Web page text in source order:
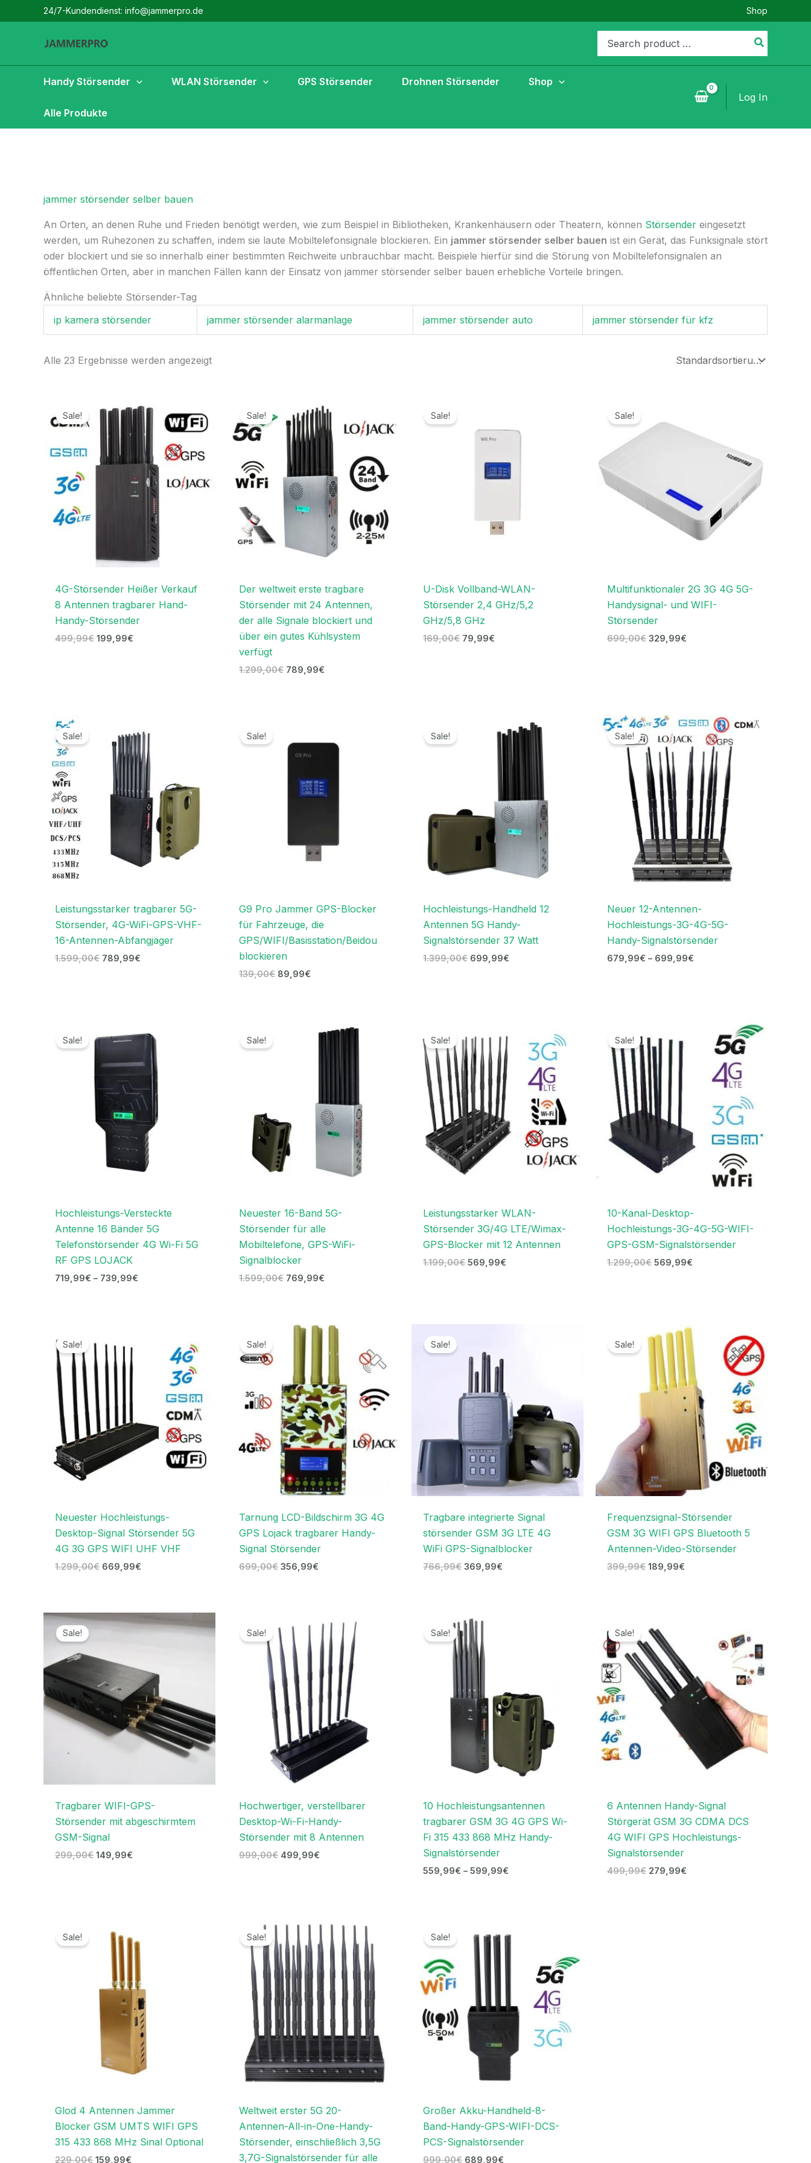
Inhalt
24/7-Kundendienst: info@jammerpro.de Shop
for:
Handy Störsender WLAN Störsender GPS Störsender Drohnen Störsender Shop
Alle Produkte
Log In
jammer störsender selber bauen
An Orten, an denen Ruhe und Frieden benötigt werden, wie zum Beispiel in Bibliotheken, Krankenhäusern oder Theatern, können Störsender eingesetzt
werden, um Ruhezonen zu schaffen, indem sie laute Mobiltelefonsignale blockieren. Ein jammer störsender selber bauen ist ein Gerät, das Funksignale stört
oder blockiert und sie so innerhalb einer bestimmten Reichweite unbrauchbar macht. Beispiele hierfür sind die Störung von Mobiltelefonsignalen an
öffentlichen Orten, aber in manchen Fällen kann der Einsatz von jammer störsender selber bauen erhebliche Vorteile bringen.
Ähnliche beliebte Störsender-Tag
ip kamera störsender
jammer störsender alarmanlage jammer störsender auto jammer störsender für kfz
Alle 23 Ergebnisse werden angezeigt
Sale!
4G-Störsender Heißer Verkauf
8 Antennen tragbarer Hand-
Handy-Störsender
499,99€
Preis
war:
499,99€
199,99€
Preis
ist:
199,99€.
Sale!
Der weltweit erste tragbare
Störsender mit 24 Antennen,
der alle Signale blockiert und
über ein gutes Kühlsystem
verfügt
1.299,00€
Preis
war:
1.299,00€
789,99€
Preis
789,99€.
Sale!
U-Disk Vollband-WLAN-
Störsender 2,4 GHz/5,2
GHz/5,8 GHz
169,00€
169,00€
79,99€
79,99€.
Sale!
Multifunktionaler 2G 3G 4G 5G-
Handysignal- und WIFI-
Störsender
699,00€
war:
699,00€
329,99€
329,99€.
Sale!
Leistungsstarker tragbarer 5G-
Störsender, 4G-WiFi-GPS-VHF-
16-Antennen-Abfangjäger
1.599,00€
war:
1.599,00€
789,99€
Preis
ist:
789,99€.
Sale!
G9 Pro Jammer GPS-Blocker
für Fahrzeuge, die
GPS/WIFI/Basisstation/Beidou
blockieren
139,00€
war:
139,00€
89,99€
ist:
89,99€.
Sale!
Hochleistungs-Handheld 12
Antennen 5G Handy-
Signalstörsender 37 Watt
1.399,00€
Ursprünglicher
1.399,00€
699,99€
Aktueller
Preis
ist:
699,99€.
Sale!
Neuer 12-Antennen-
Hochleistungs-3G-4G-5G-
Handy-Signalstörsender
679,99€ – 699,99€
Preisspanne:
679,99€
bis
699,99€
Sale!
Hochleistungs-Versteckte
Antenne 16 Bänder 5G
Telefonstörsender 4G Wi-Fi 5G
RF GPS LOJACK
719,99€ – 739,99€
719,99€
739,99€
Sale!
Neuester 16-Band 5G-
Störsender für alle
Mobiltelefone, GPS-WiFi-
Signalblocker
1.599,00€
1.599,00€
769,99€
Preis
769,99€.
Sale!
Leistungsstarker WLAN-
Störsender 3G/4G LTE/Wimax-
GPS-Blocker mit 12 Antennen
1.199,00€
Preis
war:
1.199,00€
569,99€
Preis
ist:
569,99€.
Sale!
10-Kanal-Desktop-
Hochleistungs-3G-4G-5G-WIFI-
GPS-GSM-Signalstörsender
1.299,00€
war:
569,99€
569,99€.
Sale!
Neuester Hochleistungs-
Desktop-Signal Störsender 5G
4G 3G GPS WIFI UHF VHF
1.299,00€
war:
1.299,00€
669,99€
669,99€.
Sale!
Tarnung LCD-Bildschirm 3G 4G
GPS Lojack tragbarer Handy-
Signal Störsender
699,00€
Ursprünglicher
699,00€
356,99€
Aktueller
ist:
356,99€.
Sale!
Tragbare integrierte Signal
störsender GSM 3G LTE 4G
WiFi GPS-Signalblocker
766,99€
war:
766,99€
369,99€
369,99€.
Sale!
Frequenzsignal-Störsender
GSM 3G WIFI GPS Bluetooth 5
Antennen-Video-Störsender
399,99€
Ursprünglicher
Preis
war:
399,99€
189,99€
Aktueller
Preis
ist:
189,99€.
Sale!
Tragbarer WIFI-GPS-
Störsender mit abgeschirmtem
GSM-Signal
299,00€
Preis
149,99€
Preis
Sale!
Hochwertiger, verstellbarer
Desktop-Wi-Fi-Handy-
Störsender mit 8 Antennen
999,00€
Preis
war:
999,00€
499,99€
Preis
ist:
499,99€.
Sale!
10 Hochleistungsantennen
tragbarer GSM 3G 4G GPS Wi-
Fi 315 433 868 MHz Handy-
Signalstörsender
559,99€ –599,99€
Sale!
6 Antennen Handy-Signal
Störgerät GSM 3G CDMA DCS
4G WIFI GPS Hochleistungs-
Signalstörsender
499,99€
Preis
war:
499,99€
279,99€
279,99€.
Sale!
Glod 4 Antennen Jammer
Blocker GSM UMTS WIFI GPS
315 433 868 MHz Sinal Optional
229,00€
Preis
war:
229,00€
159,99€
ist:
159,99€.
Sale!
Weltweit erster 5G 20-
Antennen-All-in-One-Handy-
Störsender, einschließlich 3,5G
3,7G-Signalstörsender für alle
Preis
war:
1.199,00€
Preis
ist:
699,99€.
Sale!
Großer Akku-Handheld-8-
Band-Handy-GPS-WIFI-DCS-
PCS-Signalstörsender
999,00€
Preis
war:
999,00€
689,99€
Preis
ist: